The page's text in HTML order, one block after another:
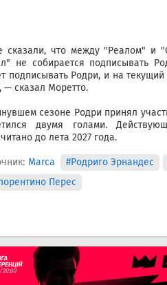
сказали, что между "Реалом" и
не собирается подписывать
подписывать Родри, и на
— сказал Моретто.
сезоне Родри принял
двумя голами.
до лета 2027 года.
Marca #Родриго Эрнандес
Перес